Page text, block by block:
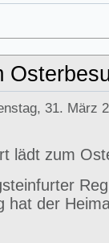
31. März
lädt zum
hat der